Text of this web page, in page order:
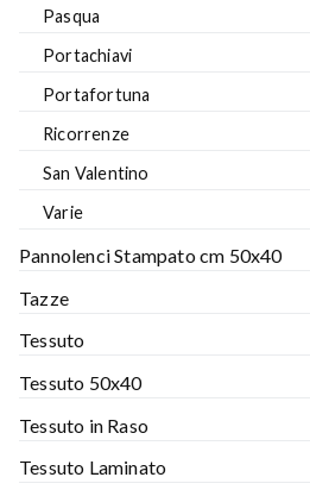
Pasqua
Portachiavi
Portafortuna
Ricorrenze
San Valentino
Varie
Pannolenci Stampato cm 50x40
Tazze
Tessuto
Tessuto 50x40
Tessuto in Raso
Tessuto Laminato